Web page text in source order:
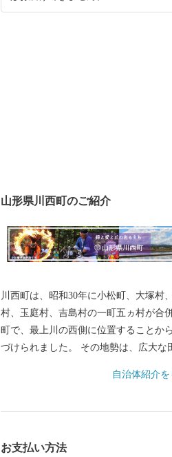
山形県川西町のご紹介
川西町は、昭和30年に小松町、大塚村
村、玉庭村、吉島村の一町五ヵ村が合
町で、最上川の西側に位置することか
づけられました。 その地勢は、広大な
沢牛のおいしさは、町内外から非常に
自治体紹介
お支払い方法